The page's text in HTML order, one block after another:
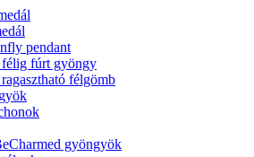
pendant
félig fúrt gyöngy
félgömb
gyöngyök